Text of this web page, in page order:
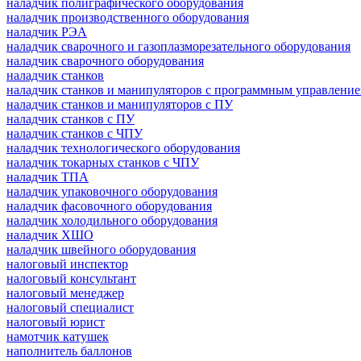
наладчик производственного оборудования
наладчик РЭА
наладчик сварочного и газоплазморезательного оборудования
наладчик сварочного оборудования
наладчик станков
наладчик станков и манипуляторов с программным
наладчик станков и манипуляторов с ПУ
наладчик станков с ПУ
наладчик станков с ЧПУ
наладчик технологического оборудования
наладчик токарных станков с ЧПУ
наладчик ТПА
наладчик упаковочного оборудования
наладчик фасовочного оборудования
наладчик холодильного оборудования
наладчик ХШО
наладчик швейного оборудования
налоговый инспектор
налоговый консультант
налоговый менеджер
налоговый специалист
налоговый юрист
намотчик катушек
наполнитель баллонов